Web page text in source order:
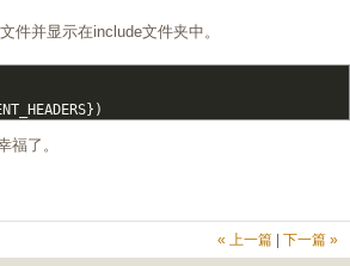
件并显示在include文件夹中。
} )
福了。
« 上一篇 下一篇 »